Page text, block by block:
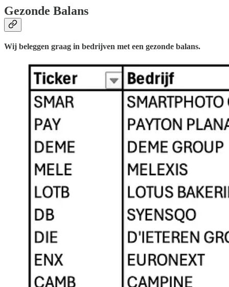
Gezonde Balans
Wij beleggen graag in bedrijven met een gezonde balans.